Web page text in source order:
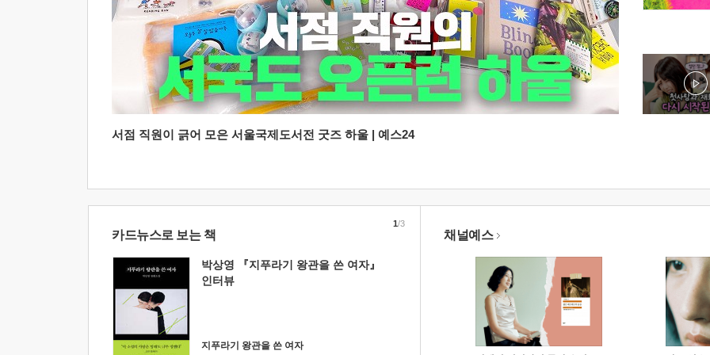
서점 직원이 긁어 모은 서울국제도서전 굿즈 하울 | 예스24
카드뉴스로 보는 책
박상영 『지푸라기 왕관을 쓴 여자』
인터뷰
지푸라기 왕관을 쓴 여자
1/3
채널예스